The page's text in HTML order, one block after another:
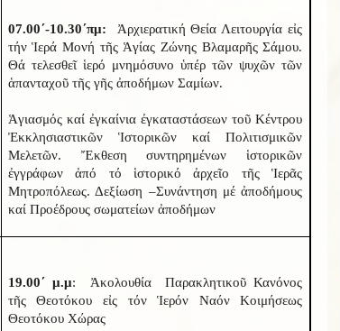
07.00΄-10.30΄πμ:
Ἀρχιερατική Θεία Λειτουργία εἰς
τήν Ἱερά Μονή τῆς Ἁγίας Ζώνης Βλαμαρῆς Σάμου.
Θά τελεσθεῖ ἱερό μνημόσυνο ὑπέρ τῶν ψυχῶν τῶν
ἁπανταχοῦ τῆς γῆς ἀποδήμων Σαμίων.
Ἁγιασμός καί ἐγκαίνια ἐγκαταστάσεων τοῦ Κέντρου
Ἐκκλησιαστικῶν Ἱστορικῶν καί Πολιτισμικῶν
Μελετῶν. Ἔκθεση συντηρημένων ἱστορικῶν
ἐγγράφων ἀπό τό ἱστορικό ἀρχεῖο τῆς Ἱερᾶς
Μητροπόλεως. Δεξίωση –Συνάντηση μέ ἀποδήμους
καί Προέδρους σωματείων ἀποδήμων
19.00΄ μ.μ: Ἀκολουθία Παρακλητικοῦ Κανόνος
τῆς Θεοτόκου εἰς τόν Ἱερόν Ναόν Κοιμήσεως
Θεοτόκου Χώρας